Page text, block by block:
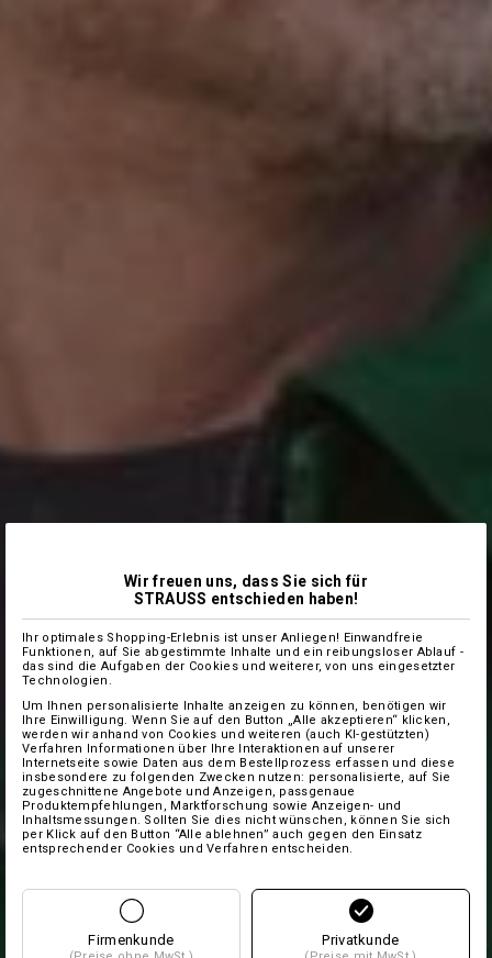
Wir freuen uns, dass Sie sich für
STRAUSS entschieden haben!
Ihr optimales Shopping-Erlebnis ist unser Anliegen! Einwandfreie
Funktionen, auf Sie abgestimmte Inhalte und ein reibungsloser Ablauf -
das sind die Aufgaben der Cookies und weiterer, von uns eingesetzter
Technologien.
Um Ihnen personalisierte Inhalte anzeigen zu können, benötigen wir
Ihre Einwilligung. Wenn Sie auf den Button „Alle akzeptieren“ klicken,
werden wir anhand von Cookies und weiteren (auch KI-gestützten)
Verfahren Informationen über Ihre Interaktionen auf unserer
Internetseite sowie Daten aus dem Bestellprozess erfassen und diese
insbesondere zu folgenden Zwecken nutzen: personalisierte, auf Sie
zugeschnittene Angebote und Anzeigen, passgenaue
Produktempfehlungen, Marktforschung sowie Anzeigen- und
Inhaltsmessungen. Sollten Sie dies nicht wünschen, können Sie sich
per Klick auf den Button “Alle ablehnen” auch gegen den Einsatz
entsprechender Cookies und Verfahren entscheiden.
Firmenkunde Privatkunde